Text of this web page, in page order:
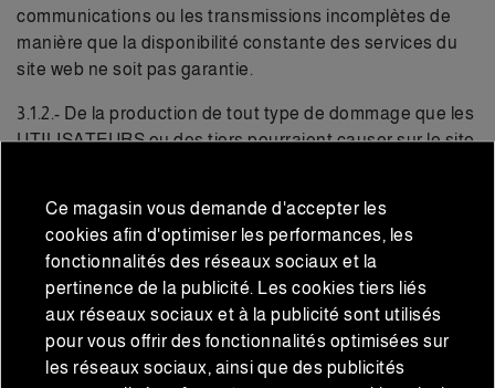
communications ou les transmissions incomplètes de
manière que la disponibilité constante des services du
site web ne soit pas garantie.
3.1.2.- De la production de tout type de dommage que les
UTILISATEURS ou des tiers pourraient causer sur le site
3.1.3.- De la fiabilité et de la véracité des informations
introduites par des tiers sur le site web, soit directement,
soit par le biais de liens. De même, EXCLUSIVAS JUAN
BARRERO S.L. collaborera et notifiera à l'autorité
compétente ces incidents dès qu'elle aura
connaissance que les dommages causés constituent
une activité illicite.
Ce magasin vous demande d'accepter les
cookies afin d'optimiser les performances, les
fonctionnalités des réseaux sociaux et la
pertinence de la publicité. Les cookies tiers liés
aux réseaux sociaux et à la publicité sont utilisés
pour vous offrir des fonctionnalités optimisées sur
les réseaux sociaux, ainsi que des publicités